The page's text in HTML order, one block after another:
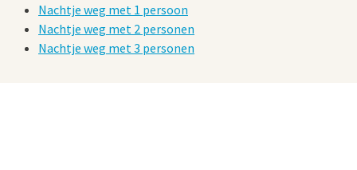
Nachtje weg met 1 persoon
Nachtje weg met 2 personen
Nachtje weg met 3 personen